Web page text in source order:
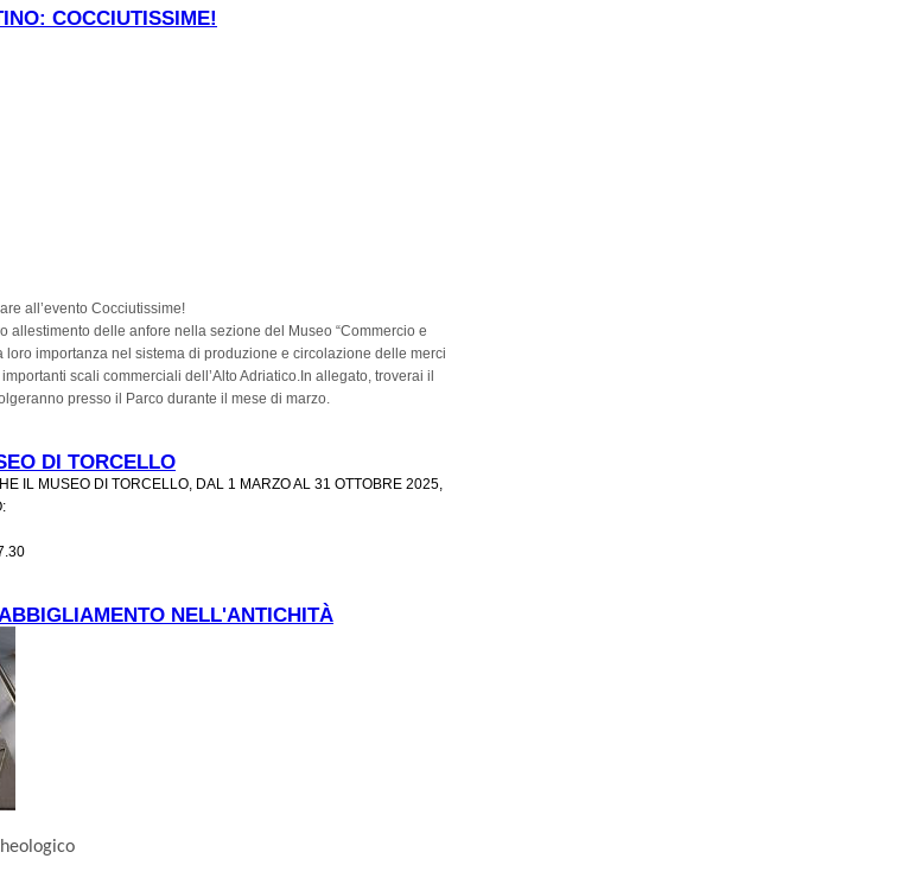
COCCIUTISSIME!
all’evento Cocciutissime!
allestimento delle anfore nella sezione del Museo “Commercio e
loro importanza nel sistema di produzione e circolazione delle merci
scali commerciali dell’Alto Adriatico. In allegato, troverai il
presso il Parco durante il mese di marzo.
DI TORCELLO
IL MUSEO DI TORCELLO, DAL 1 MARZO AL 31 OTTOBRE 2025,
NELL'ANTICHITÀ